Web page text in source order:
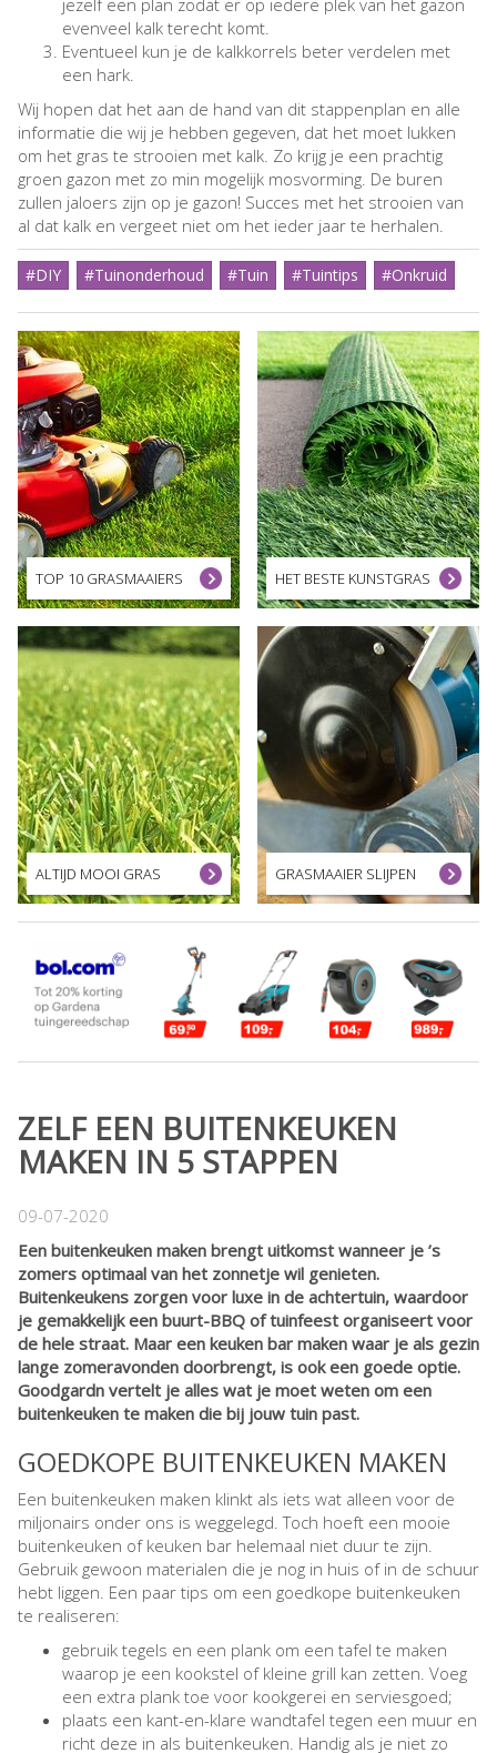
jezelf een plan zodat er op iedere plek van het gazon
evenveel kalk terecht komt.
Eventueel kun je de kalkkorrels beter verdelen met
een hark.
Wij hopen dat het aan de hand van dit stappenplan en alle
informatie die wij je hebben gegeven, dat het moet lukken
om het gras te strooien met kalk. Zo krijg je een prachtig
groen gazon met zo min mogelijk mosvorming. De buren
zullen jaloers zijn op je gazon! Succes met het strooien van
al dat kalk en vergeet niet om het ieder jaar te herhalen.
#DIY #Tuinonderhoud #Tuin #Tuintips #Onkruid
TOP 10 GRASMAAIERS HET BESTE KUNSTGRAS
ALTIJD MOOI GRAS GRASMAAIER SLIJPEN
ZELF EEN BUITENKEUKEN
MAKEN IN 5 STAPPEN
09-07-2020
Een buitenkeuken maken brengt uitkomst wanneer je ’s
zomers optimaal van het zonnetje wil genieten.
Buitenkeukens zorgen voor luxe in de achtertuin, waardoor
je gemakkelijk een buurt-BBQ of tuinfeest organiseert voor
de hele straat. Maar een keuken bar maken waar je als gezin
lange zomeravonden doorbrengt, is ook een goede optie.
Goodgardn vertelt je alles wat je moet weten om een
buitenkeuken te maken die bij jouw tuin past.
GOEDKOPE BUITENKEUKEN MAKEN
Een buitenkeuken maken klinkt als iets wat alleen voor de
miljonairs onder ons is weggelegd. Toch hoeft een mooie
buitenkeuken of keuken bar helemaal niet duur te zijn.
Gebruik gewoon materialen die je nog in huis of in de schuur
hebt liggen. Een paar tips om een goedkope buitenkeuken
te realiseren:
gebruik tegels en een plank om een tafel te maken
waarop je een kookstel of kleine grill kan zetten. Voeg
een extra plank toe voor kookgerei en serviesgoed;
plaats een kant-en-klare wandtafel tegen een muur en
richt deze in als buitenkeuken. Handig als je niet zo